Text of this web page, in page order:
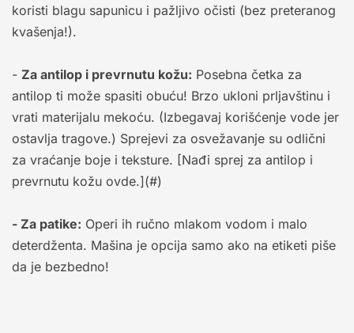
koristi blagu sapunicu i pažljivo očisti (bez preteranog
kvašenja!).
- Za antilop i prevrnutu kožu: Posebna četka za
antilop ti može spasiti obuću! Brzo ukloni prljavštinu i
vrati materijalu mekoću. (Izbegavaj korišćenje vode jer
ostavlja tragove.) Sprejevi za osvežavanje su odlični
za vraćanje boje i teksture. [Nađi sprej za antilop i
prevrnutu kožu ovde.](#)
- Za patike: Operi ih ručno mlakom vodom i malo
deterdženta. Mašina je opcija samo ako na etiketi piše
da je bezbedno!